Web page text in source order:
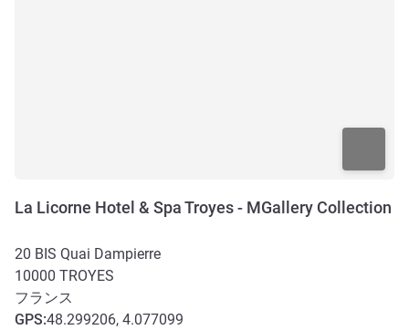
La Licorne Hotel & Spa Troyes - MGallery Collection
20 BIS Quai Dampierre
10000 TROYES
フランス
GPS:48.299206, 4.077099